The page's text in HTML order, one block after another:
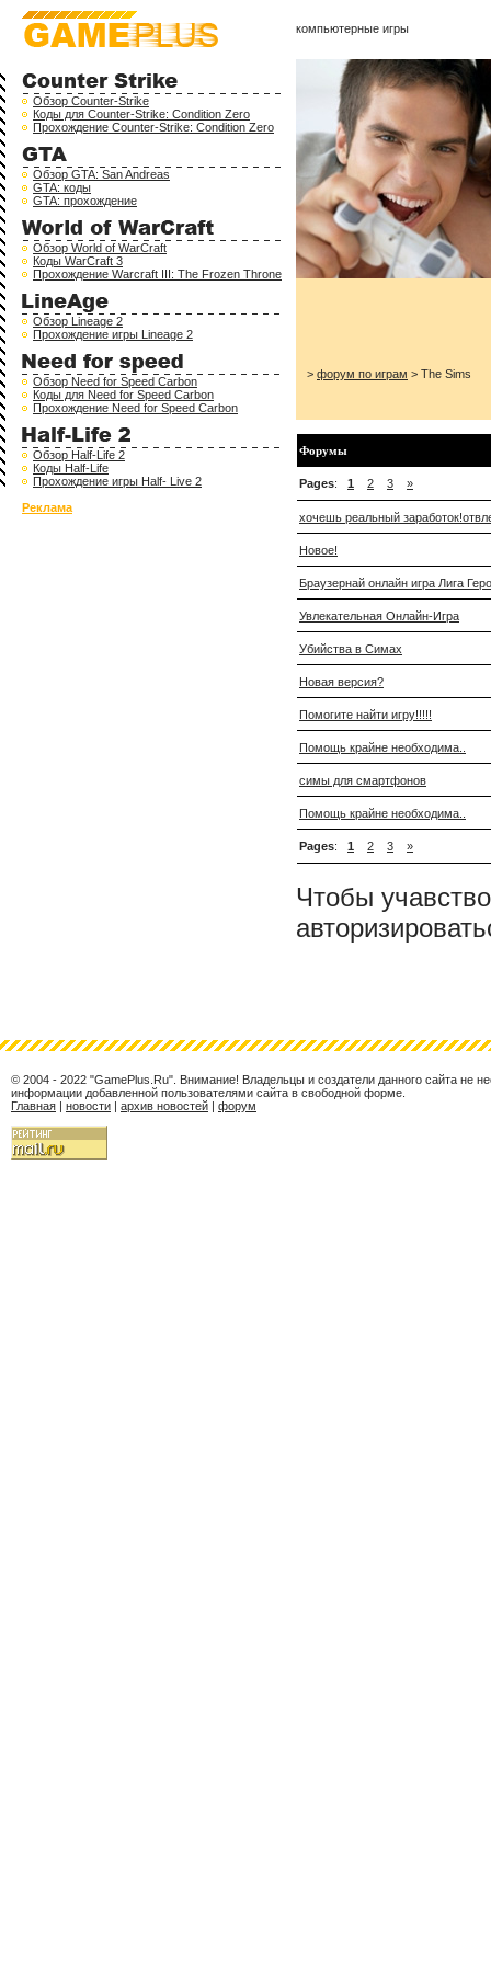
Обзор Counter-Strike
Коды для Counter-Strike: Condition Zero
Прохождение Counter-Strike: Condition Zero
Обзор GTA: San Andreas
GTA: коды
GTA: прохождение
Обзор World of WarCraft
Коды WarCraft 3
Прохождение Warcraft III: The Frozen Throne
Обзор Lineage 2
Прохождение игры Lineage 2
Обзор Need for Speed Carbon
Коды для Need for Speed Carbon
Прохождение Need for Speed Carbon
Обзор Half-Life 2
Коды Half-Life
Прохождение игры Half- Live 2
Реклама
компьютерные игры
> форум по играм > The Sims
Форумы
Pages: 1 2 3 »
хочешь реальный
Новое!
Браузернай онлайн игра Лига
Увлекательная Онлайн-Игра
Убийства в Симах
Новая версия?
Помогите найти игру!!!!!
Помощь крайне необходима..
симы для смартфонов
Помощь крайне необходима..
Pages: 1 2 3 »
Чтобы
© 2004 - 2022 "GamePlus.Ru". Внимание! Владельцы и создатели данного сайта не
информации добавленной пользователями сайта в свободной форме.
Главная | новости | архив новостей | форум